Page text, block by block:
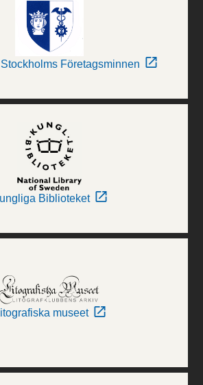
Företagsminnen
Biblioteket
museet